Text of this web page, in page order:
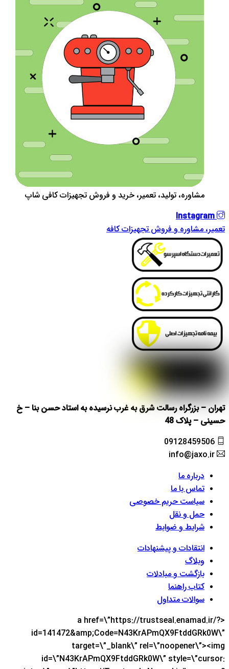
مشاوره، تولید، تعمیر، خرید و فروش تجهیزات کافی شاپ
Instagram
تعمیر، مشاوره و فروش تجهیزات کافه
تهران – بزرگراه رسالت شرق به غرب نرسیده به استاد حسن بنا – خ
حسینی – پلاک 48
09128459506
info@jaxo.ir
درباره ما
تماس با ما
سیاست حریم خصوصی
حمل و نقل
شرایط و ضوابط
انتقادات و پیشنهادات
وبلاگ
بازگشت و مبادلات
کتاب راهنما
سوالات متداول
<a href=\”https://trustseal.enamad.ir/?
id=141472&amp;Code=N43KrAPmQX9FtddGRk0W\”
target=\”_blank\” rel=\”noopener\”><img
id=\”N43KrAPmQX9FtddGRk0W\” style=\”cursor: